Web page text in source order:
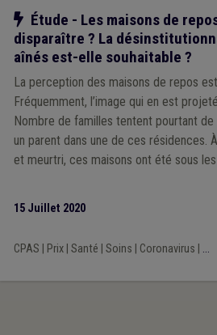
Notre action
Étude - Les maisons de
disparaître ? La
aînés est-elle souhaitable ?
La perception des maisons de repos
Fréquemment, l’image qui en est
Nombre de familles tentent pourtant
un parent dans une de ces résidences.
et meurtri, ces maisons ont été sous
15 Juillet 2020
CPAS Prix| Santé Soins Coronavirus ...